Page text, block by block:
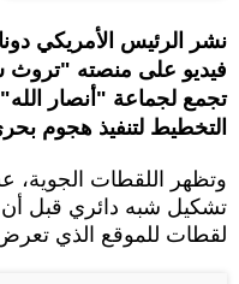
نشر الرئيس الأمريكي
فيديو على منصته
تجمع لجماعة "أنصار
التخطيط لتنفيذ هجوم
وتظهر اللقطات
تشكيل شبه دائري قبل أن
لقطات للموقع الذي